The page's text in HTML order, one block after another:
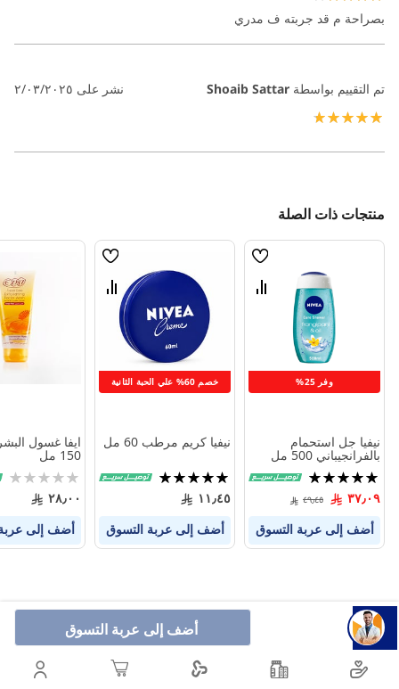
أضف إلى عربة التسوق
بصراحة م قد جربته ف مدري
تم التقييم بواسطة Shoaib Sattar نشر على ٢/٠٣/٢٠٢٥
منتجات ذات الصلة
وفر 25%
قائمة
قارن
نيفيا جل استحمام
بالفرانجيباني 500 مل
تقييم:
100%
٣٧٫٠٩ ٤٩٫٤٥
أضف إلى عربة التسوق
خصم 60% علي الحبة الثانية
قائمة
قارن
نيفيا كريم مرطب 60 مل
تقييم:
100%
١١٫٤٥
أضف إلى عربة التسوق
ايفا غسول
150 مل
Rating:
٢٨٫٠٠
أضف إلى